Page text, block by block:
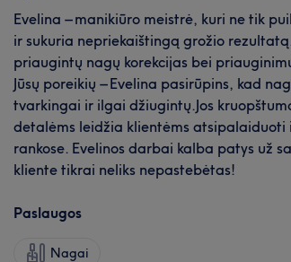
Evelina – manikiūro meistrė, kuri ne tik
ir sukuria nepriekaištingą grožio
priaugintų nagų korekcijas bei
Jūsų poreikių – Evelina pasirūpins, kad
tvarkingai ir ilgai džiugintų.Jos
detalėms leidžia klientėms atsipalaiduoti
rankose. Evelinos darbai kalba patys už
kliente tikrai neliks nepastebėtas!
Paslaugos
Nagai